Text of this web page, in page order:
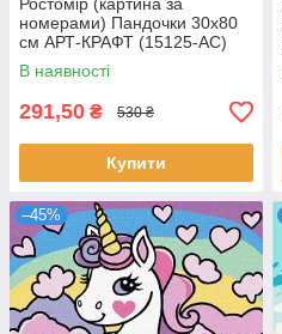
Ростомір (картина за
номерами) Пандочки 30х80
см АРТ-КРАФТ (15125-AC)
В наявності
291,50 ₴ 530 ₴
Купити
–45%